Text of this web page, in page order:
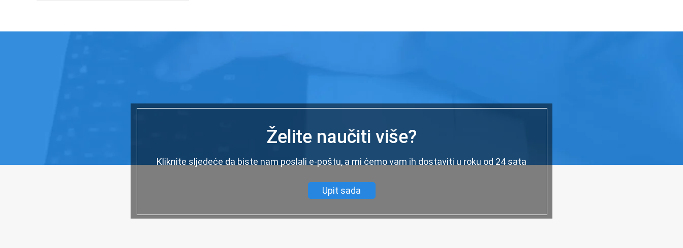
Želite naučiti više?
Kliknite sljedeće da biste nam poslali e-poštu, a mi ćemo vam ih dostaviti u roku od 24 sata
Upit sada